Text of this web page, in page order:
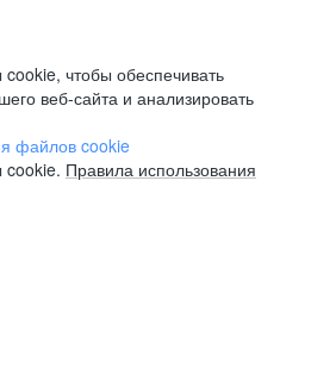
чтобы обеспечивать
веб-сайта и анализировать
файлов cookie
Правила использования